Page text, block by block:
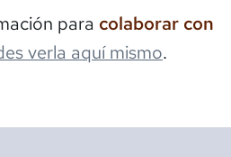
para colaborar con
verla aquí mismo.